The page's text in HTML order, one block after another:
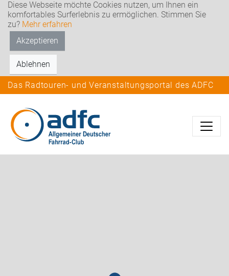
Diese Webseite möchte Cookies nutzen, um Ihnen ein
komfortables Surferlebnis zu ermöglichen. Stimmen Sie
zu? Mehr erfahren
Akzeptieren
Ablehnen
Das Radtouren- und Veranstaltungsportal des ADFC